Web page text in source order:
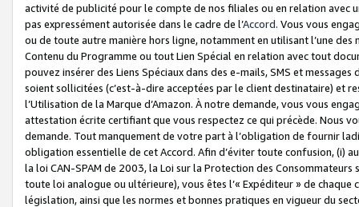
activité de publicité pour le compte de nos filiales ou en relation avec
pas expressément autorisée dans le cadre de l’Accord. Vous vous
ou de toute autre manière hors ligne, notamment en utilisant l’une
Contenu du Programme ou tout Lien Spécial en relation avec tout
pouvez insérer des Liens Spéciaux dans des e-mails, SMS et
soient sollicitées (c’est-à-dire acceptées par le client destinataire) et
l’Utilisation de la Marque d’Amazon. À notre demande, vous vous
attestation écrite certifiant que vous respectez ce qui précède. Nous
demande. Tout manquement de votre part à l’obligation de fournir
obligation essentielle de cet Accord. Afin d’éviter toute confusion, (i)
la loi CAN-SPAM de 2003, la Loi sur la Protection des
toute loi analogue ou ultérieure), vous êtes l’« Expéditeur » de
législation, ainsi que les normes et bonnes pratiques en vigueur du